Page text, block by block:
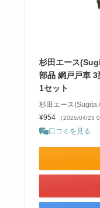
杉田エース
部品 網戸戸車
1セット
杉田エース(Sugita
¥954
（2025/04/23
口コミを見る